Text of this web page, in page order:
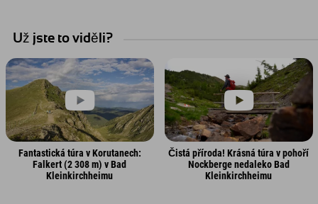
Už jste to viděli?
Fantastická túra v Korutanech:
Falkert (2 308 m) v Bad
Kleinkirchheimu
Čistá příroda! Krásná túra v pohoří
Nockberge nedaleko Bad
Kleinkirchheimu